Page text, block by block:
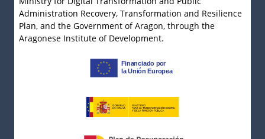
Administration Recovery, Transformation and Resilience
Plan, and the Government of Aragon, through the
Aragonese Institute of Development.